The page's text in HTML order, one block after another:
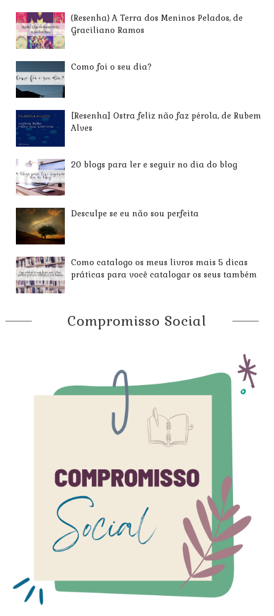
{Resenha} A Terra dos Meninos Pelados, de
Graciliano Ramos
Como foi o seu dia?
[Resenha] Ostra feliz não faz pérola, de Rubem
Alves
20 blogs para ler e seguir no dia do blog
Desculpe se eu não sou perfeita
Como catalogo os meus livros mais 5 dicas
práticas para você catalogar os seus também
Compromisso Social